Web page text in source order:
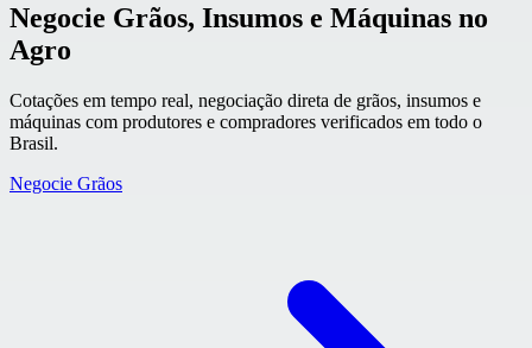
Negocie Grãos, Insumos e Máquinas no
Agro
Cotações em tempo real, negociação direta de grãos, insumos e
máquinas com produtores e compradores verificados em todo o
Brasil.
Negocie Grãos